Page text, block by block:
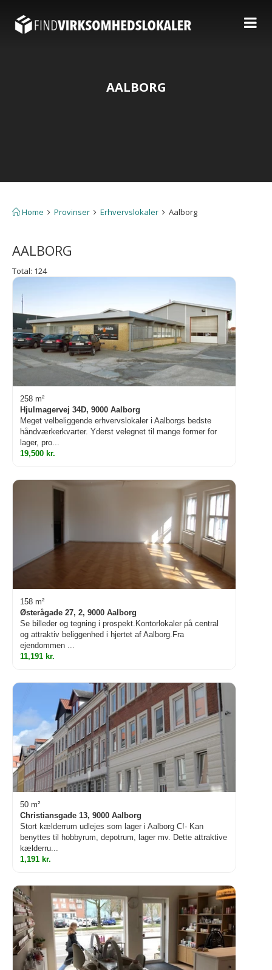
AALBORG
Home Provinser Erhvervslokaler Aalborg
AALBORG
Total: 124
258 m²
Hjulmagervej 34D, 9000 Aalborg
Meget velbeliggende erhvervslokaler i Aalborgs bedste
håndværkerkvarter. Yderst velegnet til mange former for
lager, pro...
19,500 kr.
158 m²
Østerågade 27, 2, 9000 Aalborg
Se billeder og tegning i prospekt.Kontorlokaler på central
og attraktiv beliggenhed i hjertet af Aalborg.Fra
ejendommen ...
11,191 kr.
50 m²
Christiansgade 13, 9000 Aalborg
Stort kælderrum udlejes som lager i Aalborg C!- Kan
benyttes til hobbyrum, depotrum, lager mv. Dette attraktive
kælderru...
1,191 kr.